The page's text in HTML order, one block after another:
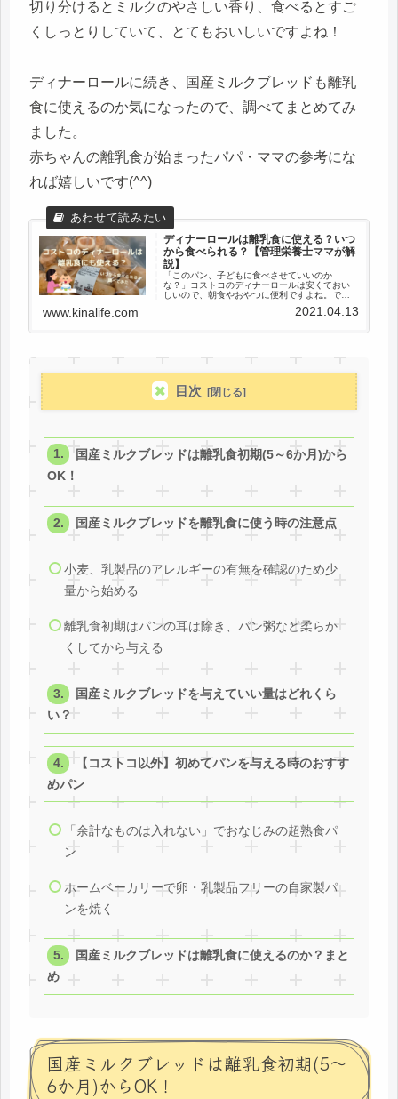
切り分けるとミルクのやさしい香り、食べるとすご
くしっとりしていて、とてもおいしいですよね！
ディナーロールに続き、国産ミルクブレッドも離乳
食に使えるのか気になったので、調べてまとめてみ
ました。
赤ちゃんの離乳食が始まったパパ・ママの参考にな
れば嬉しいです(^^)
ディナーロールは離乳食に使える？いつ
から食べられる？【管理栄養士ママが解
説】
「このパン、子どもに食べさせていいのか
な？」コストコのディナーロールは安くておい
しいので、朝食やおやつに便利ですよね。で
と、塩分や原材料が気になる方も多いのではな
www.kinalife.com 2021.04.13
目次
国産ミルクブレッドは離乳食初期(5～6か月)から
OK！
国産ミルクブレッドを離乳食に使う時の注意点
小麦、乳製品のアレルギーの有無を確認のため少
量から始める
離乳食初期はパンの耳は除き、パン粥など柔らか
くしてから与える
国産ミルクブレッドを与えていい量はどれくら
い？
【コストコ以外】初めてパンを与える時のおすす
めパン
「余計なものは入れない」でおなじみの超熟食パ
ン
ホームベーカリーで卵・乳製品フリーの自家製パ
ンを焼く
国産ミルクブレッドは離乳食に使えるのか？まと
め
国産ミルクブレッドは離乳食初期(5～
6か月)からOK！